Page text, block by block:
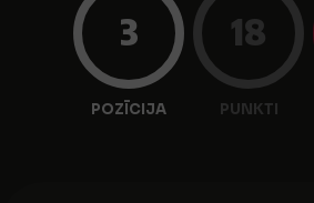
3
POZĪCIJA
18
PUNKTI